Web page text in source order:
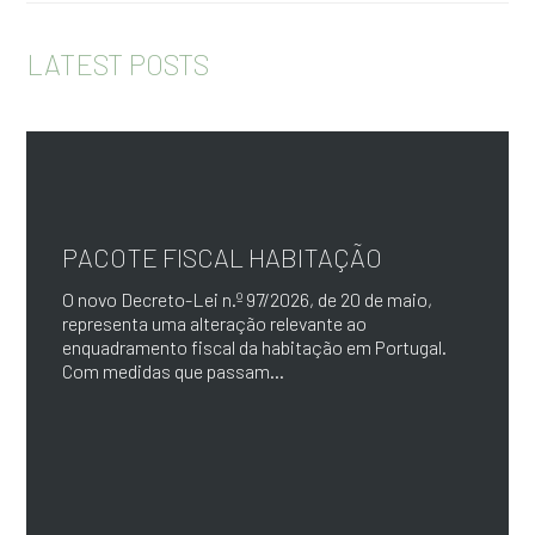
LATEST POSTS
PACOTE FISCAL HABITAÇÃO
O novo Decreto-Lei n.º 97/2026, de 20 de maio,
representa uma alteração relevante ao
enquadramento fiscal da habitação em Portugal.
Com medidas que passam...